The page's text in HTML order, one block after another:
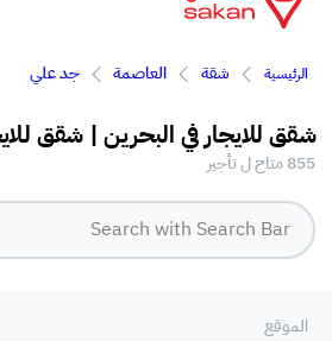
الرئيسية شقة العاصمة جد علي
شقق للايجار في البحرين | شقق
855 متاح ل تأجير
الموقع